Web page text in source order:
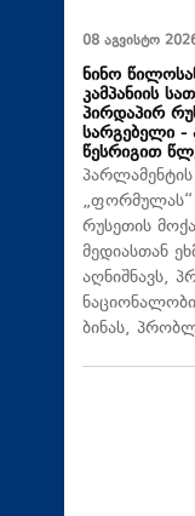
08 აგვისტო
ნინო
კამპანიის
პირდაპირ
სარგებელი -
წესრიგით
„ფორმულას“
რუსეთის
მედიასთან
აღნიშნავს,
ბინას,